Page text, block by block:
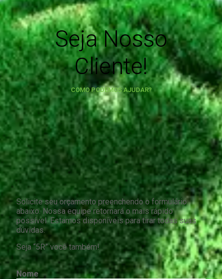
Seja Nosso
Cliente!
COMO PODEMOS AJUDAR?
Solicite seu orçamento preenchendo o formulário
abaixo. Nossa equipe retornará o mais rápido
possível. Estamos disponíveis para tirar todas suas
dúvidas.
Seja “5R” você também!
Nome